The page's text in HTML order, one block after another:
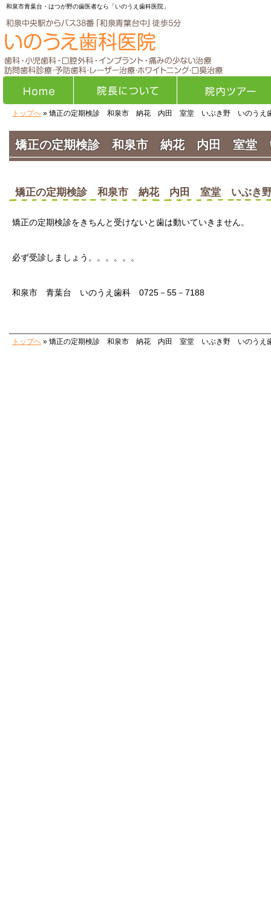
矯正の定期検診 和泉市 納花 内田 室堂
和泉市青葉台・はつが野の歯医者なら「いのうえ歯科医院」
トップへ » 矯正の定期検診 和泉市 納花 内田 室堂 いぶき野 いのうえ
矯正の定期検診 和泉市 納花 内田 室堂 いぶき
矯正の定期検診をきちんと受けないと歯は動いていきません。
必ず受診しましょう。。。。。。
和泉市 青葉台 いのうえ歯科 0725－55－7188
トップへ » 矯正の定期検診 和泉市 納花 内田 室堂 いぶき野 いのうえ